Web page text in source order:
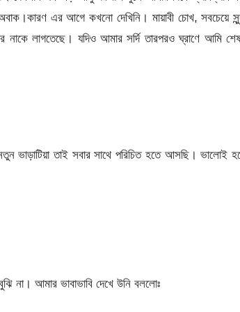
এর আগে কখনো দেখিনি। মায়াবী চোখ, সবচেয়ে
লাগতেছে। যদিও আমার সর্দি তারপরও ঘ্রাণে আমি
ভাড়াটিয়া তাই সবার সাথে পরিচিত হতে আসছি। ভালোই
না। আমার ভাবাভাবি দেখে উনি বললোঃ